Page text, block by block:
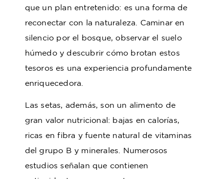
que un plan entretenido: es una forma de
reconectar con la naturaleza. Caminar en
silencio por el bosque, observar el suelo
húmedo y descubrir cómo brotan estos
tesoros es una experiencia profundamente
enriquecedora.
Las setas, además, son un alimento de
gran valor nutricional: bajas en calorías,
ricas en fibra y fuente natural de vitaminas
del grupo B y minerales. Numerosos
estudios señalan que contienen